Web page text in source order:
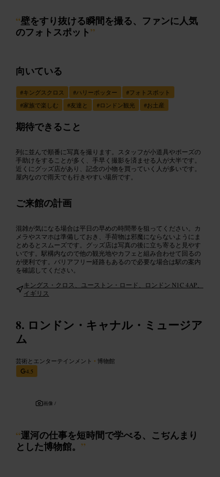
“壁をすり抜ける瞬間を撮る、ファンに人気
のフォトスポット”
向いている
#キングスクロス #ハリーポッター #フォトスポット
#家族で楽しむ #友達と #ロンドン観光 #お土産
期待できること
列に並んで順番に写真を撮ります。スタッフが小道具やポーズの
手助けをすることが多く、手早く撮影を済ませる人が大半です。
近くにグッズ店があり、記念の小物を買っていく人が多いです。
屋内なので雨天でも行きやすい場所です。
ご来館の計画
混雑が気になる場合は平日の早めの時間帯を狙ってください。カ
メラやスマホは準備しておき、手荷物は邪魔にならないようにま
とめるとスムーズです。グッズ店は写真の後に立ち寄ると見やす
いです。駅構内なので他の観光地やカフェと組み合わせて回るの
が便利です。バリアフリー経路もあるので必要な場合は駅の案内
を確認してください。
キングス・クロス、ユーストン・ロード、ロンドン N1C 4AP、
イギリス
ロンドン・キャナル・ミュージア
ム
芸術とエンターテインメント •博物館
4.5
画像 /
“運河の仕事を短時間で学べる、こぢんまり
とした博物館。 ”